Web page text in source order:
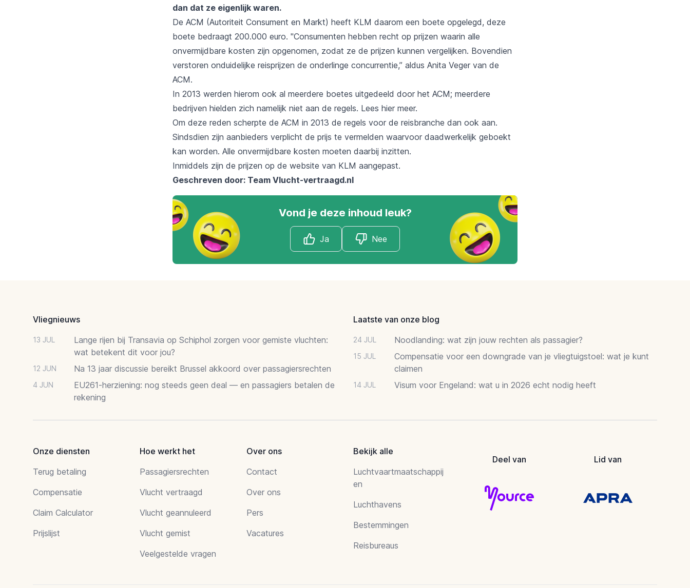
dan dat ze eigenlijk waren.
De ACM (Autoriteit Consument en Markt) heeft KLM daarom een boete opgelegd, deze
boete bedraagt 200.000 euro. "Consumenten hebben recht op prijzen waarin alle
onvermijdbare kosten zijn opgenomen, zodat ze de prijzen kunnen vergelijken. Bovendien
verstoren onduidelijke reisprijzen de onderlinge concurrentie,” aldus Anita Veger van de
ACM.
In 2013 werden hierom ook al meerdere boetes uitgedeeld door het ACM; meerdere
bedrijven hielden zich namelijk niet aan de regels. Lees hier meer.
Om deze reden scherpte de ACM in 2013 de regels voor de reisbranche dan ook aan.
Sindsdien zijn aanbieders verplicht de prijs te vermelden waarvoor daadwerkelijk geboekt
kan worden. Alle onvermijdbare kosten moeten daarbij inzitten.
Inmiddels zijn de prijzen op de website van KLM aangepast.
Geschreven door: Team Vlucht-vertraagd.nl
Vond je deze inhoud leuk?
Ja Nee
Vliegnieuws
13 JUL
Lange rijen bij Transavia op Schiphol zorgen voor gemiste vluchten:
wat betekent dit voor jou?
12 JUN Na 13 jaar discussie bereikt Brussel akkoord over passagiersrechten
4 JUN
EU261-herziening: nog steeds geen deal — en passagiers betalen de
rekening
Laatste van onze blog
24 JUL Noodlanding: wat zijn jouw rechten als passagier?
15 JUL
Compensatie voor een downgrade van je vliegtuigstoel: wat je kunt
claimen
14 JUL Visum voor Engeland: wat u in 2026 echt nodig heeft
Onze diensten
Terug betaling
Compensatie
Claim Calculator
Prijslijst
Hoe werkt het
Passagiersrechten
Vlucht vertraagd
Vlucht geannuleerd
Vlucht gemist
Veelgestelde vragen
Over ons
Contact
Over ons
Pers
Vacatures
Bekijk alle
Luchtvaartmaatschappij
en
Luchthavens
Bestemmingen
Reisbureaus
Deel van Lid van